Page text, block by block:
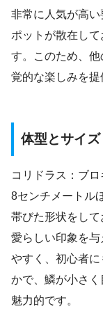
非常に人気が高
ポットが散在し
す。このため、
覚的な楽しみを提
体型とサイズ
コリドラス：ブ
8センチメートル
帯びた形状をし
愛らしい印象を
やすく、初心者
かで、鱗が小さ
魅力的です。